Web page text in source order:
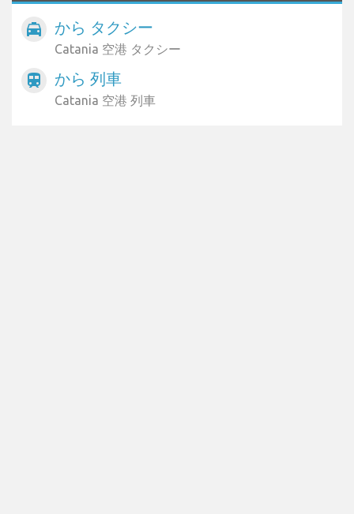
local_taxi から タクシー
Catania 空港 タクシー
train から 列車
Catania 空港 列車